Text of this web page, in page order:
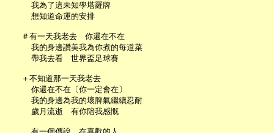
     我為了這未知學塔羅牌
     想知道命運的安排
   ＃有一天我老去　你還在不在
     我的身邊讚美我為你煮的每道菜
     帶我去看　世界盃足球賽
   ＋不知道那一天我老去
     你還在不在〔你一定會在〕
     我的身邊為我的壞脾氣繼續忍耐
     歲月流逝　有你陪我感慨